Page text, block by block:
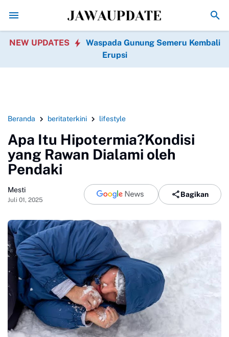
Gila! iPhone 18 Pro Max Dikabarkan Punya
NEW UPDATES
Waspada Gunung Semeru Kembali
Erupsi
Beranda beritaterkini lifestyle
Apa Itu Hipotermia?Kondisi
yang Rawan Dialami oleh
Pendaki
Mesti
Juli 01, 2025
Bagikan